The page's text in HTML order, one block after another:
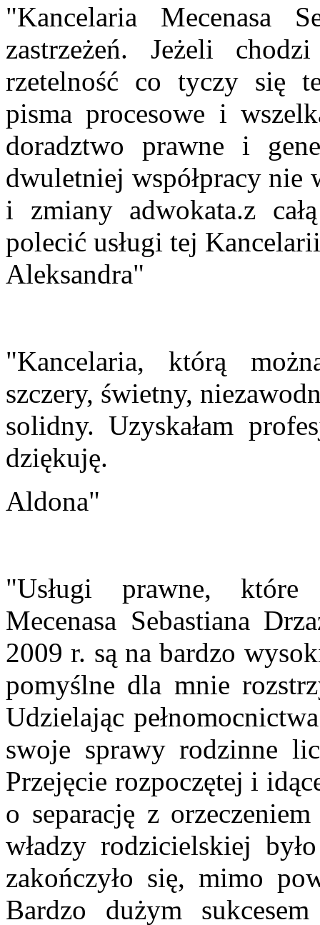
"Kancelaria Mecenasa
zastrzeżeń. Jeżeli
rzetelność co tyczy się
pisma procesowe i
doradztwo prawne i
dwuletniej współpracy nie
i zmiany adwokata.z
polecić usługi tej
Aleksandra"
"Kancelaria, którą
szczery, świetny,
solidny. Uzyskałam
dziękuję.
Aldona"
"Usługi prawne, które
Mecenasa Sebastiana
2009 r. są na bardzo
pomyślne dla mnie
Udzielając
swoje sprawy rodzinne
Przejęcie rozpoczętej i
o separację z
władzy rodzicielskiej
zakończyło się, mimo
Bardzo dużym